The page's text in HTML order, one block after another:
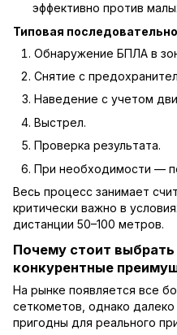
эффективно против
Типовая
Обнаружение БПЛА в
Снятие с
Наведение с учетом
Выстрел.
Проверка результата.
При необходимости —
Весь процесс занимает
критически важно в
дистанции 50–100 метров.
Почему стоит
конкурентные
На рынке появляется все
сеткометов, однако
пригодны для реального